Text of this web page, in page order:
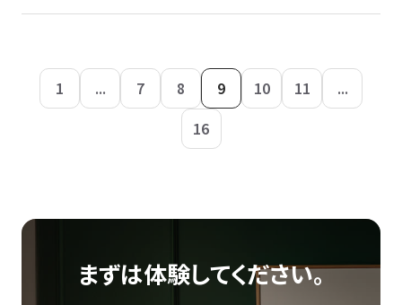
1 ... 7 8 9 10 11
...
16
まずは体験してください。